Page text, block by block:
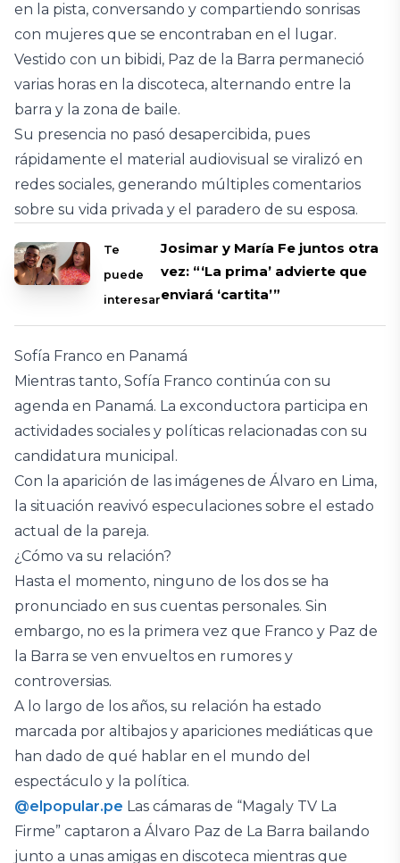
en la pista, conversando y compartiendo sonrisas
con mujeres que se encontraban en el lugar.
Vestido con un bibidi, Paz de la Barra permaneció
varias horas en la discoteca, alternando entre la
barra y la zona de baile.
Su presencia no pasó desapercibida, pues
rápidamente el material audiovisual se viralizó en
redes sociales, generando múltiples comentarios
sobre su vida privada y el paradero de su esposa.
Te
puede
interesar
Josimar y María Fe juntos otra
vez: “‘La prima’ advierte que
enviará ‘cartita’”
Sofía Franco en Panamá
Mientras tanto, Sofía Franco continúa con su
agenda en Panamá. La exconductora participa en
actividades sociales y políticas relacionadas con su
candidatura municipal.
Con la aparición de las imágenes de Álvaro en Lima,
la situación reavivó especulaciones sobre el estado
actual de la pareja.
¿Cómo va su relación?
Hasta el momento, ninguno de los dos se ha
pronunciado en sus cuentas personales. Sin
embargo, no es la primera vez que Franco y Paz de
la Barra se ven envueltos en rumores y
controversias.
A lo largo de los años, su relación ha estado
marcada por altibajos y apariciones mediáticas que
han dado de qué hablar en el mundo del
espectáculo y la política.
@elpopular.pe Las cámaras de “Magaly TV La
Firme” captaron a Álvaro Paz de La Barra bailando
junto a unas amigas en discoteca mientras que